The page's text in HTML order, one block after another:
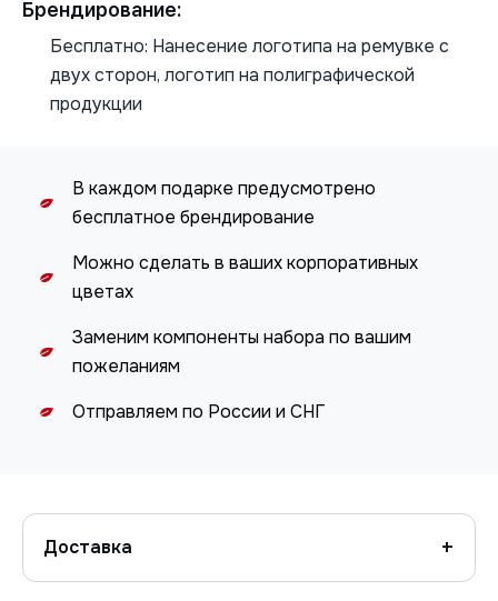
Брендирование:
Бесплатно: Нанесение логотипа на ремувке с
двух сторон, логотип на полиграфической
продукции
В каждом подарке предусмотрено
бесплатное брендирование
Можно сделать в ваших корпоративных
цветах
Заменим компоненты набора по вашим
пожеланиям
Отправляем по России и СНГ
Доставка